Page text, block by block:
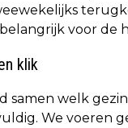
voor de
klik
samen welk
We voeren